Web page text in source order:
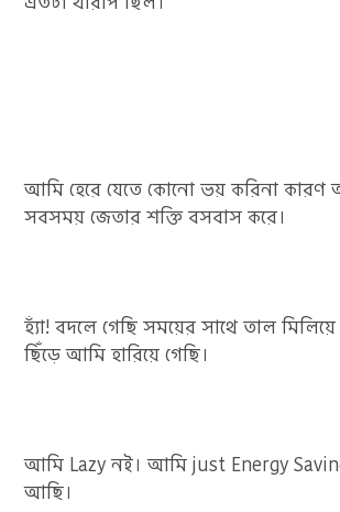
আমি হেরে যেতে কোনো ভয় করিনা কারণ
সবসময় জেতার শক্তি বসবাস করে।
হ্যাঁ! বদলে গেছি সময়ের সাথে তাল
ছিঁড়ে আমি হারিয়ে গেছি।
আমি Lazy নই। আমি just Energy
আছি।